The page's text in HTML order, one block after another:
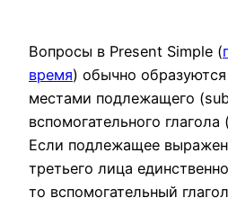
Вопросы в Present Simple (
время) обычно
местами подлежащего
вспомогательного глагола
Если подлежащее
третьего лица
то вспомогательный